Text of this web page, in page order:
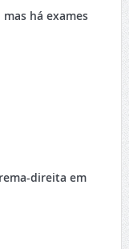
há exames
direita em